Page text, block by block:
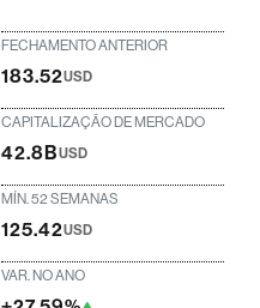
FECHAMENTO ANTERIOR
183.52USD
CAPITALIZAÇÃO DE MERCADO
42.8BUSD
MÍN. 52 SEMANAS
125.42USD
VAR. NO ANO